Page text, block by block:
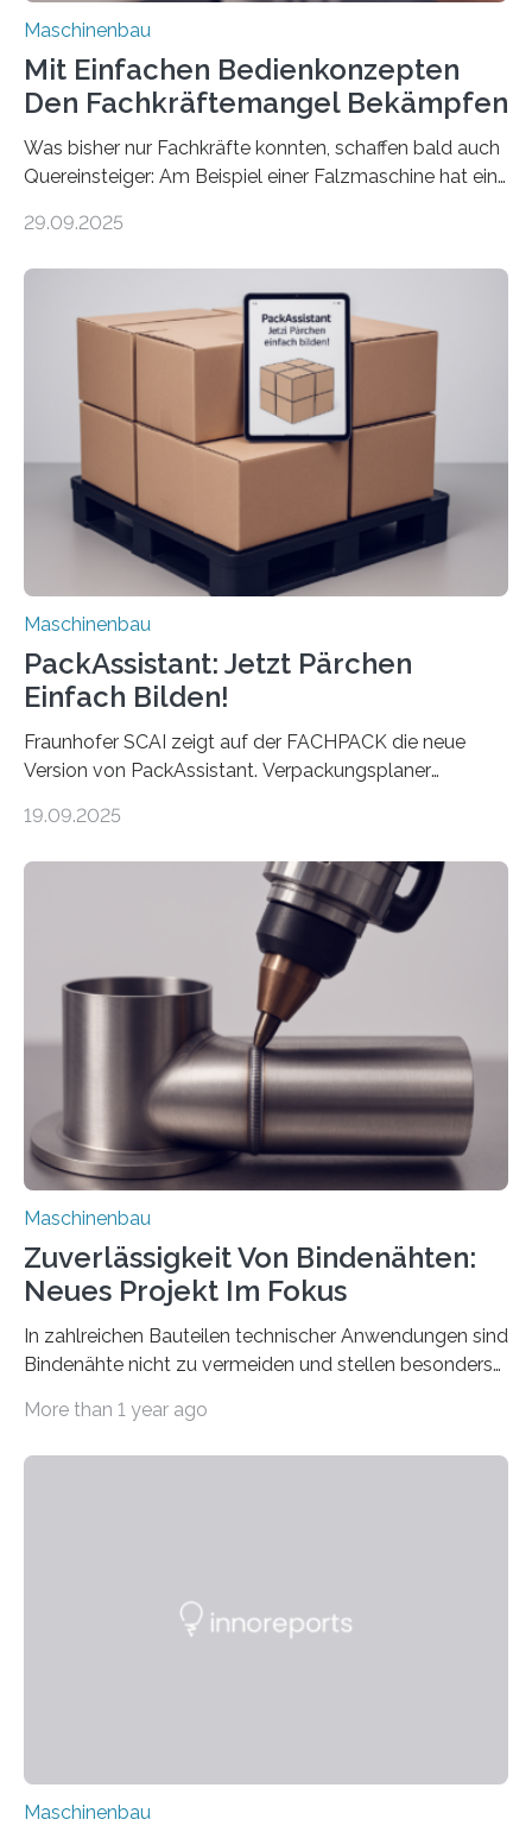
Maschinenbau
Mit Einfachen Bedienkonzepten
Den Fachkräftemangel Bekämpfen
Was bisher nur Fachkräfte konnten, schaffen bald auch
Quereinsteiger: Am Beispiel einer Falzmaschine hat ein
Mensch-Maschine-Schnittstelle so sehr vereinfacht,
Die zugrunde liegende Methodik lässt sich auf alle
anderen Maschinen übertragen. Eine Falzmaschine
umzurüsten ist ein Job für echte Profis. Eine solche
Maschine faltet in Druckereien Broschüren, Prospekte,
Landkarten und vieles mehr – mehrere Zehntausend
Exemplare pro Stunde. Je nach Maschinentyp und
Auftrag kann das Umrüsten…
29.09.2025
Maschinenbau
PackAssistant: Jetzt Pärchen
Einfach Bilden!
Fraunhofer SCAI zeigt auf der FACHPACK die neue
Version von PackAssistant. Verpackungsplaner
Automobil, Maschinenbau und in der Zulieferindustrie.
Teile als eine Einheit verpacken. Die Anordnung kann
der Benutzer vorgeben und erhält so mehr Kontrolle
über die Positionierung der Bauteile. Die ebenfalls neue
Automatisierungsschnittstelle dient dazu, die Software
besser in spezifische Unternehmensprozesse
einzubinden. Sankt Augustin – Zur Messe FACHPACK
vom 23. bis 25. September in Nürnberg…
19.09.2025
Maschinenbau
Zuverlässigkeit Von Bindenähten:
Neues Projekt Im Fokus
In zahlreichen Bauteilen technischer Anwendungen sind
Bindenähte nicht zu vermeiden und stellen besonders
Matrixmaterials eine große Herausforderung dar.
Durch den verstärkten Einsatz von Rezyklaten
More than 1 year ago
Maschinenbau